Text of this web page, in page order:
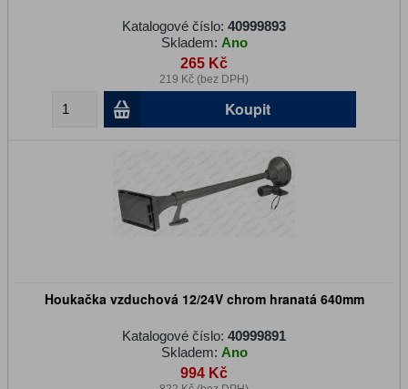
Katalogové číslo: 40999893
Skladem: Ano
265 Kč
219 Kč (bez DPH)
Koupit
Houkačka vzduchová 12/24V chrom hranatá 640mm
Katalogové číslo: 40999891
Skladem: Ano
994 Kč